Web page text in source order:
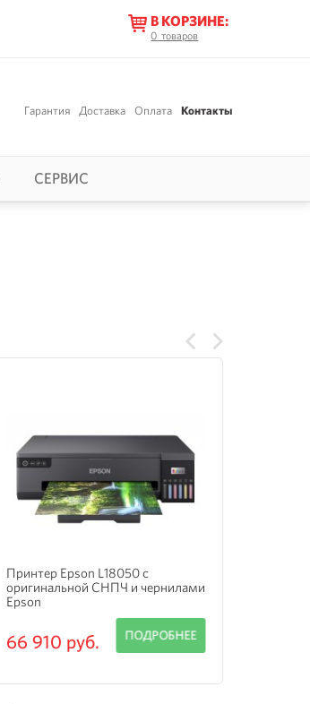
В КОРЗИНЕ:
0 товаров
Гарантия Доставка Оплата Контакты
СЕРВИС
Принтер Epson L18050 с
оригинальной СНПЧ и чернилами
Epson
66 910 руб. ПОДРОБНЕЕ